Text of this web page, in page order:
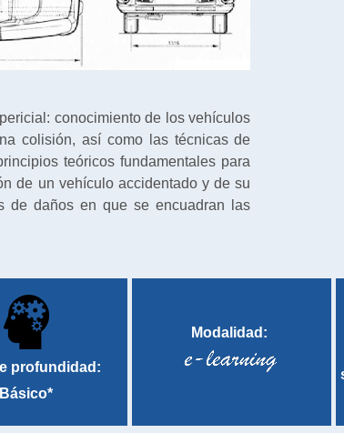
conocimiento de los vehículos
colisión, así como las técnicas de
teóricos fundamentales para
de un vehículo accidentado y de su
de daños en que se encuadran las
profundidad:
Básico*
Modalidad: